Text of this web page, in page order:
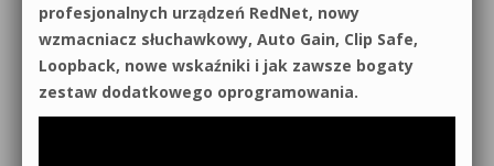
profesjonalnych urządzeń RedNet, nowy
wzmacniacz słuchawkowy, Auto Gain, Clip Safe,
Loopback, nowe wskaźniki i jak zawsze bogaty
zestaw dodatkowego oprogramowania.